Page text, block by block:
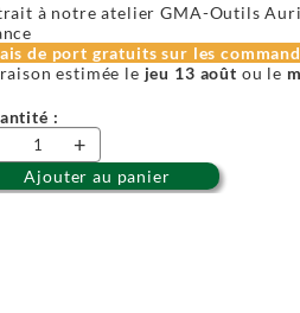
à notre atelier GMA-Outils
de port gratuits sur les
estimée le jeu 13 août ou le
:
+
Ajouter au panier